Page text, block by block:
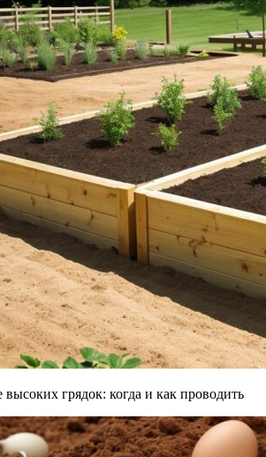
высоких грядок: когда и как проводить